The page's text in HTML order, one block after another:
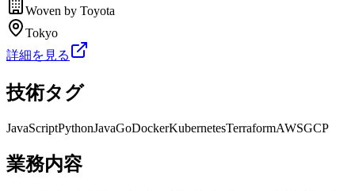
Woven by Toyota
Tokyo
詳細を見る
技術タグ
JavaScriptPythonJavaGoDockerKubernetesTerraformAWSGCP
業務内容